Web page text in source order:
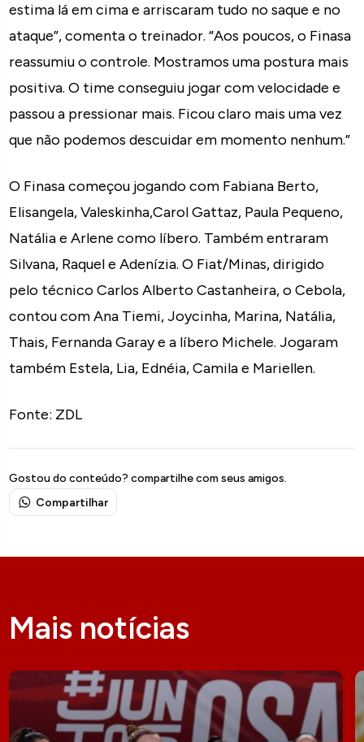
estima lá em cima e arriscaram tudo no saque e no
ataque”, comenta o treinador. “Aos poucos, o Finasa
reassumiu o controle. Mostramos uma postura mais
positiva. O time conseguiu jogar com velocidade e
passou a pressionar mais. Ficou claro mais uma vez
que não podemos descuidar em momento nenhum.”
O Finasa começou jogando com Fabiana Berto,
Elisangela, Valeskinha,Carol Gattaz, Paula Pequeno,
Natália e Arlene como líbero. Também entraram
Silvana, Raquel e Adenízia. O Fiat/Minas, dirigido
pelo técnico Carlos Alberto Castanheira, o Cebola,
contou com Ana Tiemi, Joycinha, Marina, Natália,
Thais, Fernanda Garay e a líbero Michele. Jogaram
também Estela, Lia, Ednéia, Camila e Mariellen.
Fonte: ZDL
Gostou do conteúdo? compartilhe com seus amigos.
Compartilhar
Mais notícias